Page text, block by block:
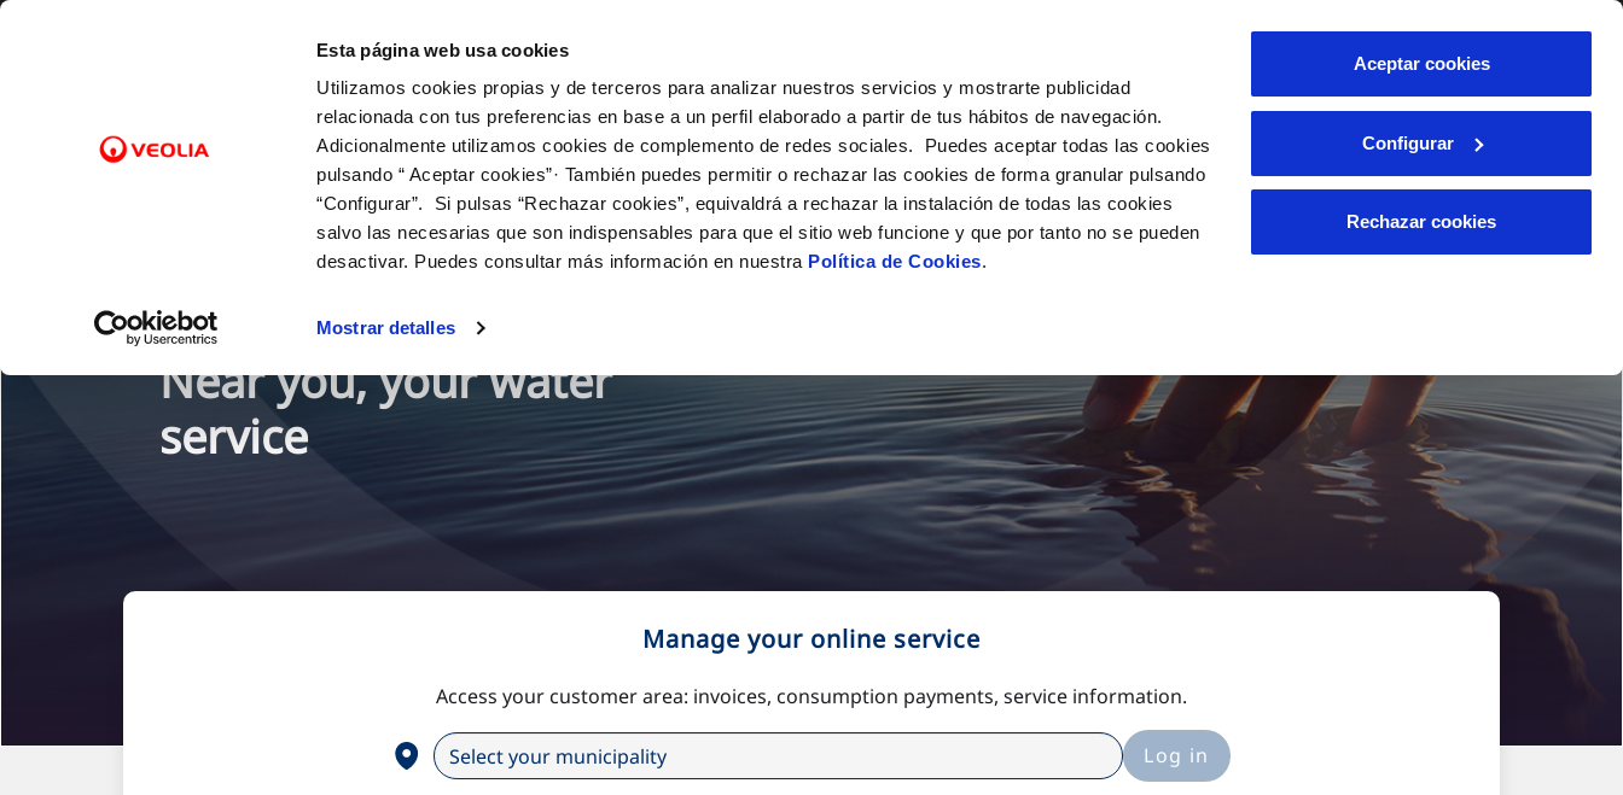
Esta página web usa cookies
Utilizamos cookies propias y de terceros para analizar nuestros servicios y mostrarte publicidad
relacionada con tus preferencias en base a un perfil elaborado a partir de tus hábitos de navegación.
Adicionalmente utilizamos cookies de complemento de redes sociales. Puedes aceptar todas las cookies
pulsando “ Aceptar cookies”· También puedes permitir o rechazar las cookies de forma granular pulsando
“Configurar”. Si pulsas “Rechazar cookies”, equivaldrá a rechazar la instalación de todas las cookies
salvo las necesarias que son indispensables para que el sitio web funcione y que por tanto no se pueden
desactivar. Puedes consultar más información en nuestra Política de Cookies.
Mostrar detalles
Aceptar cookies
Configurar
Rechazar cookies
Get to know us Our services
Near you, your water
service
Manage your online service
Access your customer area: invoices, consumption payments, service information.
Log in